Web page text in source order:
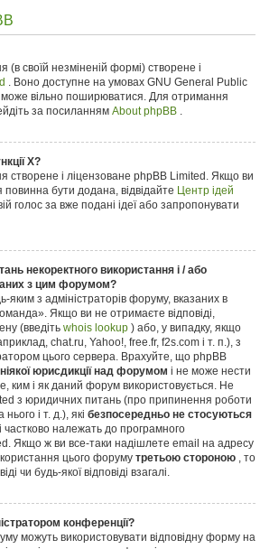
своїй незміненій формі) створене і
. Воно доступне на умовах GNU General Public
може вільно поширюватися. Для отримання
за посиланням About phpBB .
X?
створене і ліцензоване phpBB Limited. Якщо ви
бути додана, відвідайте Центр ідей
голос за вже подані ідеї або запропонувати
некоректного використання і / або
з цим форумом?
яким з адміністраторів форуму, вказаних в
Якщо ви не отримаєте відповіді,
(введіть whois lookup ) або, у випадку, якщо
chat.ru, Yahoo!, free.fr, f2s.com і т. п.), з
цього сервера. Врахуйте, що phpBB
юрисдикції над форумом і не може нести
ким і як даний форум використовується. Не
з юридичних питань (про припинення роботи
і т. д.), які безпосередньо не стосуються
частково належать до програмного
Якщо ж ви все-таки надішлете email на адресу
цього форуму третьою стороною , то
чи будь-якої відповіді взагалі.
конференції?
можуть використовувати відповідну форму на